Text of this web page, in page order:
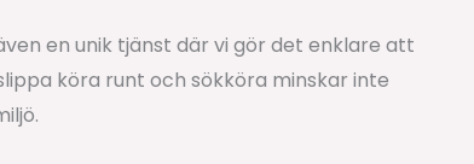
en unik tjänst där vi gör det enklare att
köra runt och sökköra minskar inte